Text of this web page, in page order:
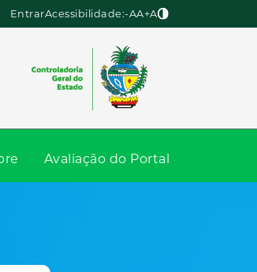
EntrarAcessibilidade:-AA+A
Avaliação do Portal